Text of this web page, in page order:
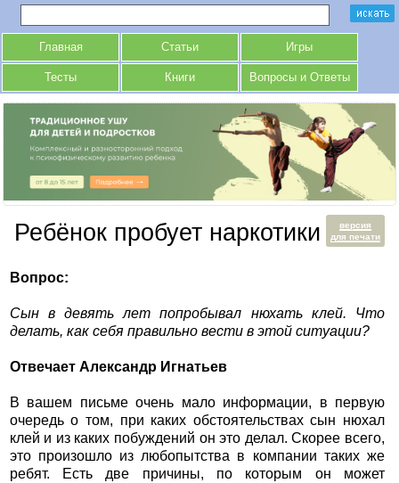
Главная Статьи Игры
Тесты Книги Вопросы и Ответы
версия
для печати
Ребёнок пробует наркотики
Вопрос:
Сын в девять лет попробывал нюхать клей. Что
делать, как себя правильно вести в этой ситуации?
Отвечает Александр Игнатьев
В вашем письме очень мало информации, в первую
очередь о том, при каких обстоятельствах сын нюхал
клей и из каких побуждений он это делал. Скорее всего,
это произошло из любопытства в компании таких же
ребят. Есть две причины, по которым он может